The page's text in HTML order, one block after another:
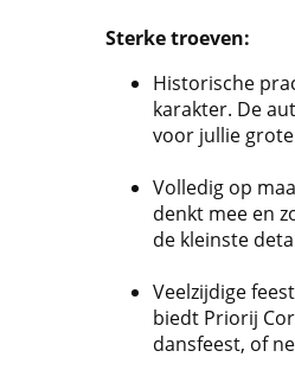
Sterke troeven:
Historische
karakter. De
voor jullie
Volledig op
denkt mee en
de kleinste
Veelzijdige
biedt Priorij
dansfeest, of